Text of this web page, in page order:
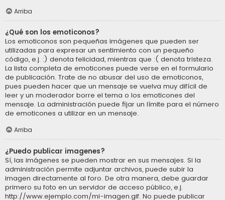
Arriba
¿Qué son los emoticonos?
Los emoticonos son pequeñas imágenes que pueden ser
utilizadas para expresar un sentimiento con un pequeño
código, e.j. :) denota felicidad, mientras que :( denota tristeza.
La lista completa de emoticones puede verse en el formulario
de publicación. Trate de no abusar del uso de emoticonos,
pues pueden hacer que un mensaje se vuelva muy difícil de
leer y un moderador borre el tema o los emoticones del
mensaje. La administración puede fijar un límite para el número
de emoticones a utilizar en un mensaje.
Arriba
¿Puedo publicar imagenes?
Sí, las imágenes se pueden mostrar en sus mensajes. Si la
administración permite adjuntar archivos, puede subir la
imagen directamente al foro. De otra manera, debe guardar
primero su foto en un servidor de acceso público, e.j.
http://www.ejemplo.com/mi-imagen.gif. No puede publicar